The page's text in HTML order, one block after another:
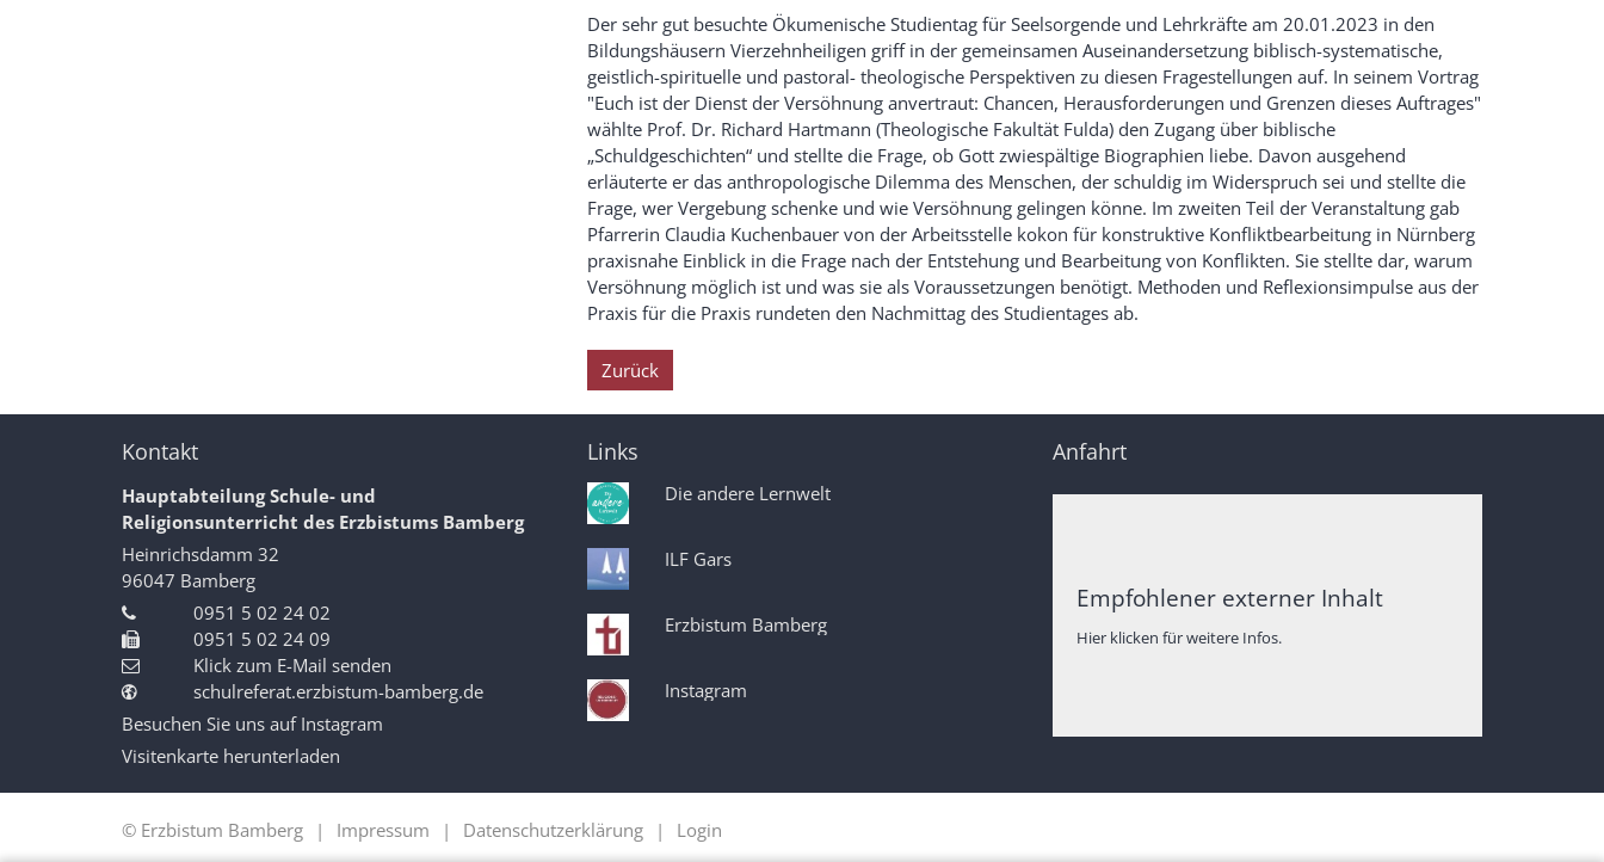
Der sehr gut besuchte Ökumenische Studientag für Seelsorgende und Lehrkräfte am 20.01.2023 in den
Bildungshäusern Vierzehnheiligen griff in der gemeinsamen Auseinandersetzung biblisch-systematische,
geistlich-spirituelle und pastoral- theologische Perspektiven zu diesen Fragestellungen auf. In seinem Vortrag
"Euch ist der Dienst der Versöhnung anvertraut: Chancen, Herausforderungen und Grenzen dieses Auftrages"
wählte Prof. Dr. Richard Hartmann (Theologische Fakultät Fulda) den Zugang über biblische
„Schuldgeschichten“ und stellte die Frage, ob Gott zwiespältige Biographien liebe. Davon ausgehend
erläuterte er das anthropologische Dilemma des Menschen, der schuldig im Widerspruch sei und stellte die
Frage, wer Vergebung schenke und wie Versöhnung gelingen könne. Im zweiten Teil der Veranstaltung gab
Pfarrerin Claudia Kuchenbauer von der Arbeitsstelle kokon für konstruktive Konfliktbearbeitung in Nürnberg
praxisnahe Einblick in die Frage nach der Entstehung und Bearbeitung von Konflikten. Sie stellte dar, warum
Versöhnung möglich ist und was sie als Voraussetzungen benötigt. Methoden und Reflexionsimpulse aus der
Praxis für die Praxis rundeten den Nachmittag des Studientages ab.
Zurück
Kontakt
Hauptabteilung Schule- und
Religionsunterricht des Erzbistums Bamberg
Heinrichsdamm 32
96047 Bamberg
0951 5 02 24 02
0951 5 02 24 09
Klick zum E-Mail senden
schulreferat.erzbistum-bamberg.de
Besuchen Sie uns auf Instagram
Visitenkarte herunterladen
Links
Die andere Lernwelt
ILF Gars
Erzbistum Bamberg
Instagram
Anfahrt
Empfohlener externer Inhalt
Hier klicken für weitere Infos.
© Erzbistum Bamberg Impressum Datenschutzerklärung Login